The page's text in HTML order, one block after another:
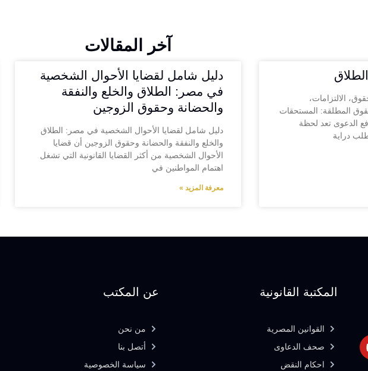
آخر المقالات
الالتزامات،
المطلقة: المستحقات
الدعوى تعد لحظة
دراية
دليل شامل لقضايا الأحوال الشخصية
في مصر: الطلاق والخلع والنفقة
والحضانة وحقوق الزوجين
دليل شامل لقضايا الأحوال الشخصية في مصر: الطلاق
والخلع والنفقة والحضانة وحقوق الزوجين أن قضايا
الأحوال الشخصية من أكثر القضايا القانونية التي تشغل
اهتمام المواطنين في
معرفة المزيد »
المكتبة القانونية
القوانين المصرية
صحف الدعاوى
احكام النقض
عن المكتب
من نحن
أتصل بنا
سياسة الخصوصية